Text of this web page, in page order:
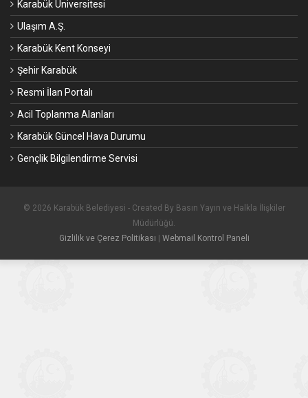
Karabük Üniversitesi
Ulaşım A.Ş.
Karabük Kent Konseyi
Şehir Karabük
Resmi İlan Portalı
Acil Toplanma Alanları
Karabük Güncel Hava Durumu
Gençlik Bilgilendirme Servisi
© 2026 Karabük Belediyesi - Created By Basın Yayın ve Halkla İlişkiler
Müdürlüğü.
Gizlilik ve Çerez Politikası
Webmail Kontrol Paneli